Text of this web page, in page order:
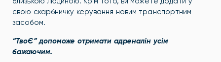
свою скарбничку керування новим транспортним
засобом.
“ТвоЄ” допоможе отримати адреналін усім
бажаючим.